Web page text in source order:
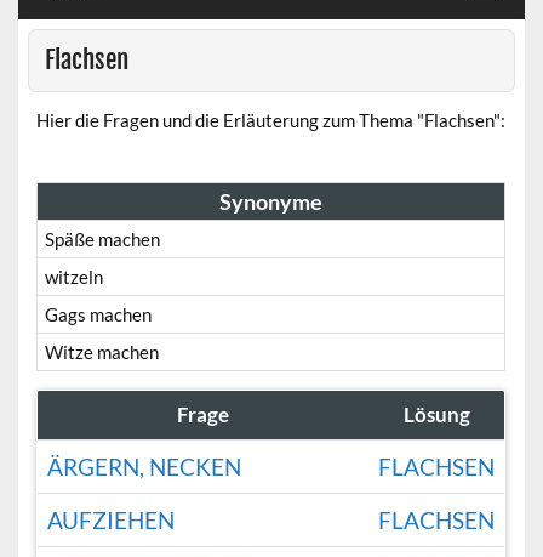
Flachsen
Hier die Fragen und die Erläuterung zum Thema "Flachsen":
Synonyme
Späße machen
witzeln
Gags machen
Witze machen
Frage Lösung
ÄRGERN, NECKEN
FLACHSEN
AUFZIEHEN
FLACHSEN